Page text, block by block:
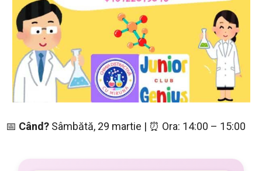
📅 Când? Sâmbătă, 29 martie | ⏰ Ora: 14:00 – 15:00